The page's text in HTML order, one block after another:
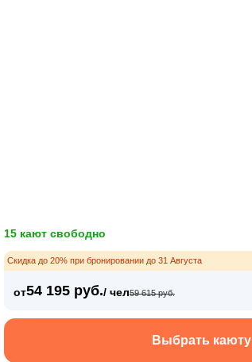
15 кают свободно
Скидка до 20% при бронировании до 31 Августа
от54 195 руб./ чел59 615 руб.
Выбрать каюту